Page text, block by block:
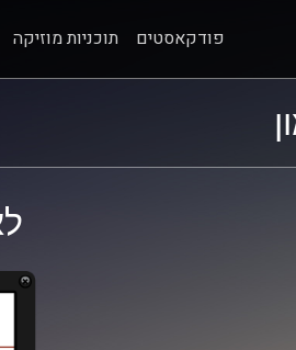
פודקאסטים תוכניות מוזיקה